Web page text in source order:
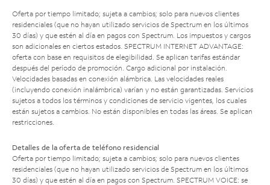
Oferta por tiempo limitado; sujeta a cambios; solo para nuevos clientes
residenciales (que no hayan utilizado servicios de Spectrum en los últimos
30 días) y que estén al día en pagos con Spectrum. Los impuestos y cargos
son adicionales en ciertos estados. SPECTRUM INTERNET ADVANTAGE:
oferta con base en requisitos de elegibilidad. Se aplican tarifas estándar
después del período de promoción. Cargo adicional por instalación.
Velocidades basadas en conexión alámbrica. Las velocidades reales
(incluyendo conexión inalámbrica) varían y no están garantizadas. Servicios
sujetos a todos los términos y condiciones de servicio vigentes, los cuales
están sujetos a cambios. No están disponibles en todas las áreas. Se aplican
restricciones.
Detalles de la oferta de teléfono residencial
Oferta por tiempo limitado; sujeta a cambios; solo para nuevos clientes
residenciales (que no hayan utilizado servicios de Spectrum en los últimos
30 días) y que estén al día en pagos con Spectrum. SPECTRUM VOICE: se